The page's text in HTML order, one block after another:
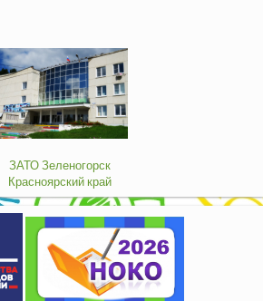
ЗАТО Зеленогорск
Красноярский край